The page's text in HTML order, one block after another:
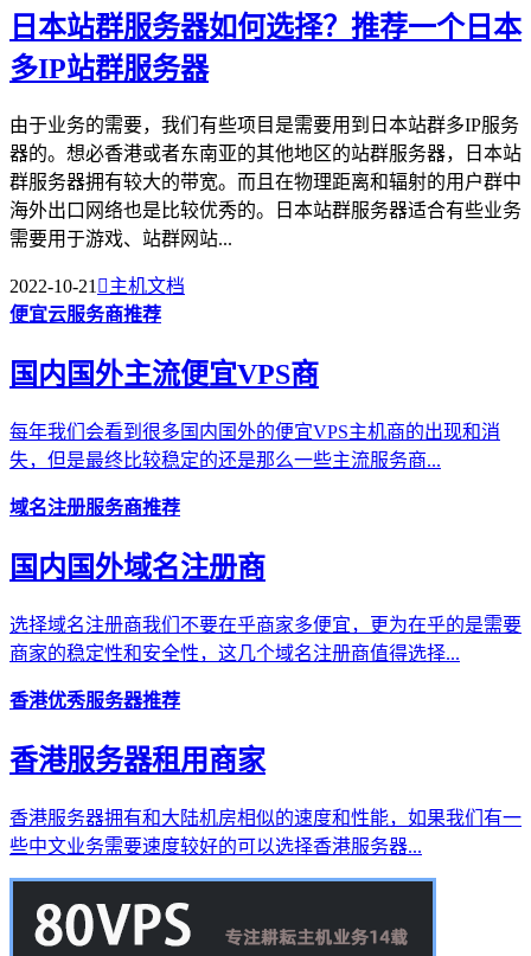
日本站群服务器如何选择？推荐一个日本
多IP站群服务器
由于业务的需要，我们有些项目是需要用到日本站群多IP服务
器的。想必香港或者东南亚的其他地区的站群服务器，日本站
群服务器拥有较大的带宽。而且在物理距离和辐射的用户群中
海外出口网络也是比较优秀的。日本站群服务器适合有些业务
需要用于游戏、站群网站...
2022-10-21主机文档
便宜云服务商推荐
国内国外主流便宜VPS商
每年我们会看到很多国内国外的便宜VPS主机商的出现和消
失，但是最终比较稳定的还是那么一些主流服务商...
域名注册服务商推荐
国内国外域名注册商
选择域名注册商我们不要在乎商家多便宜，更为在乎的是需要
商家的稳定性和安全性，这几个域名注册商值得选择...
香港优秀服务器推荐
香港服务器租用商家
香港服务器拥有和大陆机房相似的速度和性能，如果我们有一
些中文业务需要速度较好的可以选择香港服务器...